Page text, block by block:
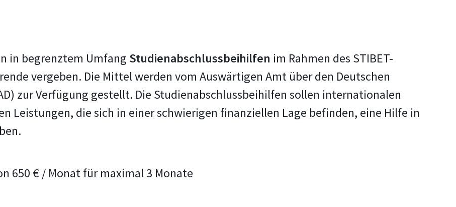
in begrenztem Umfang Studienabschlussbeihilfen im Rahmen des STIBET-
vergeben. Die Mittel werden vom Auswärtigen Amt über den Deutschen
zur Verfügung gestellt. Die Studienabschlussbeihilfen sollen internationalen
Leistungen, die sich in einer schwierigen finanziellen Lage befinden, eine Hilfe in
650 € / Monat für maximal 3 Monate